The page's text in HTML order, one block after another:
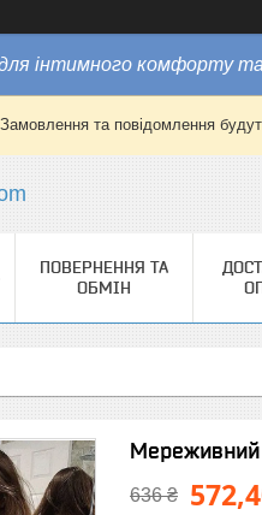
інтимного комфорту
та повідомлення
ПОВЕРНЕННЯ ТА
ОБМІН
Мереживний
636 ₴